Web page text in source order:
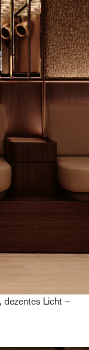
dezentes Licht –